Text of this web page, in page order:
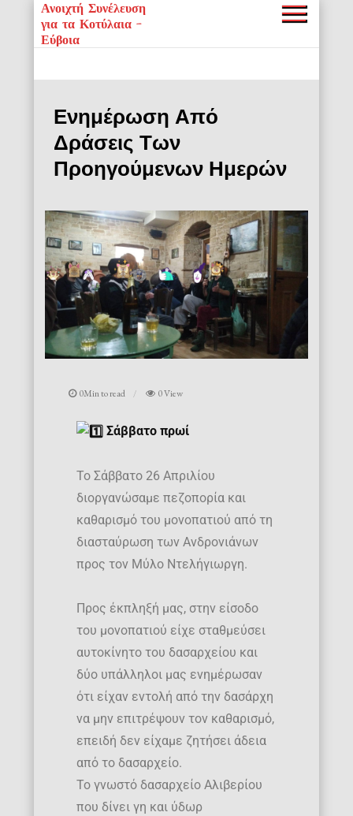
Ανοιχτή Συνέλευση
για τα Κοτύλαια –
Εύβοια
Ενημέρωση Από
Δράσεις Των
Προηγούμενων Ημερών
0Min to read 0 View
Σάββατο πρωί
Το Σάββατο 26 Απριλίου
διοργανώσαμε πεζοπορία και
καθαρισμό του μονοπατιού από τη
διασταύρωση των Ανδρονιάνων
προς τον Mύλο Ντελήγιωργη.
Προς έκπληξή μας, στην είσοδο
του μονοπατιού είχε σταθμεύσει
αυτοκίνητο του δασαρχείου και
δύο υπάλληλοι μας ενημέρωσαν
ότι είχαν εντολή από την δασάρχη
να μην επιτρέψουν τον καθαρισμό,
επειδή δεν είχαμε ζητήσει άδεια
από το δασαρχείο.
Το γνωστό δασαρχείο Αλιβερίου
που δίνει γη και ύδωρ